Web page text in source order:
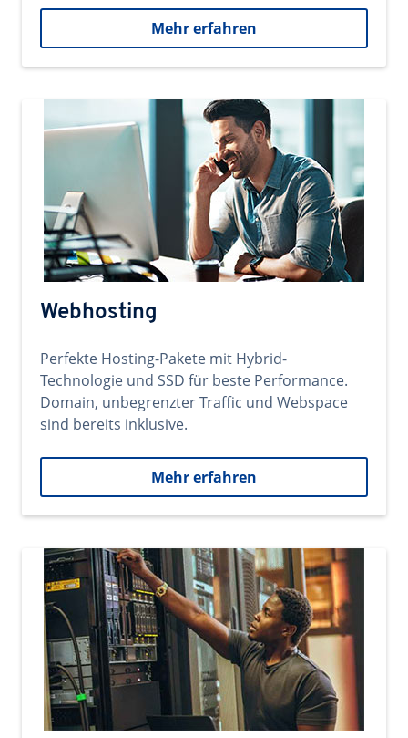
Mehr erfahren
Webhosting
Perfekte Hosting-Pakete mit Hybrid-
Technologie und SSD für beste Performance.
Domain, unbegrenzter Traffic und Webspace
sind bereits inklusive.
Mehr erfahren